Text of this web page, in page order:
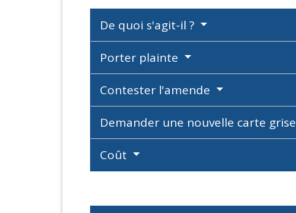
De quoi s'agit-il ?
Porter plainte
Contester l'amende
Demander une nouvelle carte grise
Coût